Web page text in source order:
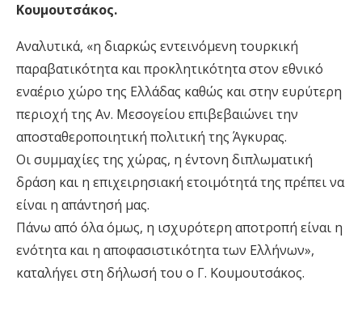
Κουμουτσάκος.
Αναλυτικά, «η διαρκώς εντεινόμενη τουρκική
παραβατικότητα και προκλητικότητα στον εθνικό
εναέριο χώρο της Ελλάδας καθώς και στην ευρύτερη
περιοχή της Αν. Μεσογείου επιβεβαιώνει την
αποσταθεροποιητική πολιτική της Άγκυρας.
Οι συμμαχίες της χώρας, η έντονη διπλωματική
δράση και η επιχειρησιακή ετοιμότητά της πρέπει να
είναι η απάντησή μας.
Πάνω από όλα όμως, η ισχυρότερη αποτροπή είναι η
ενότητα και η αποφασιστικότητα των Ελλήνων»,
καταλήγει στη δήλωσή του ο Γ. Κουμουτσάκος.